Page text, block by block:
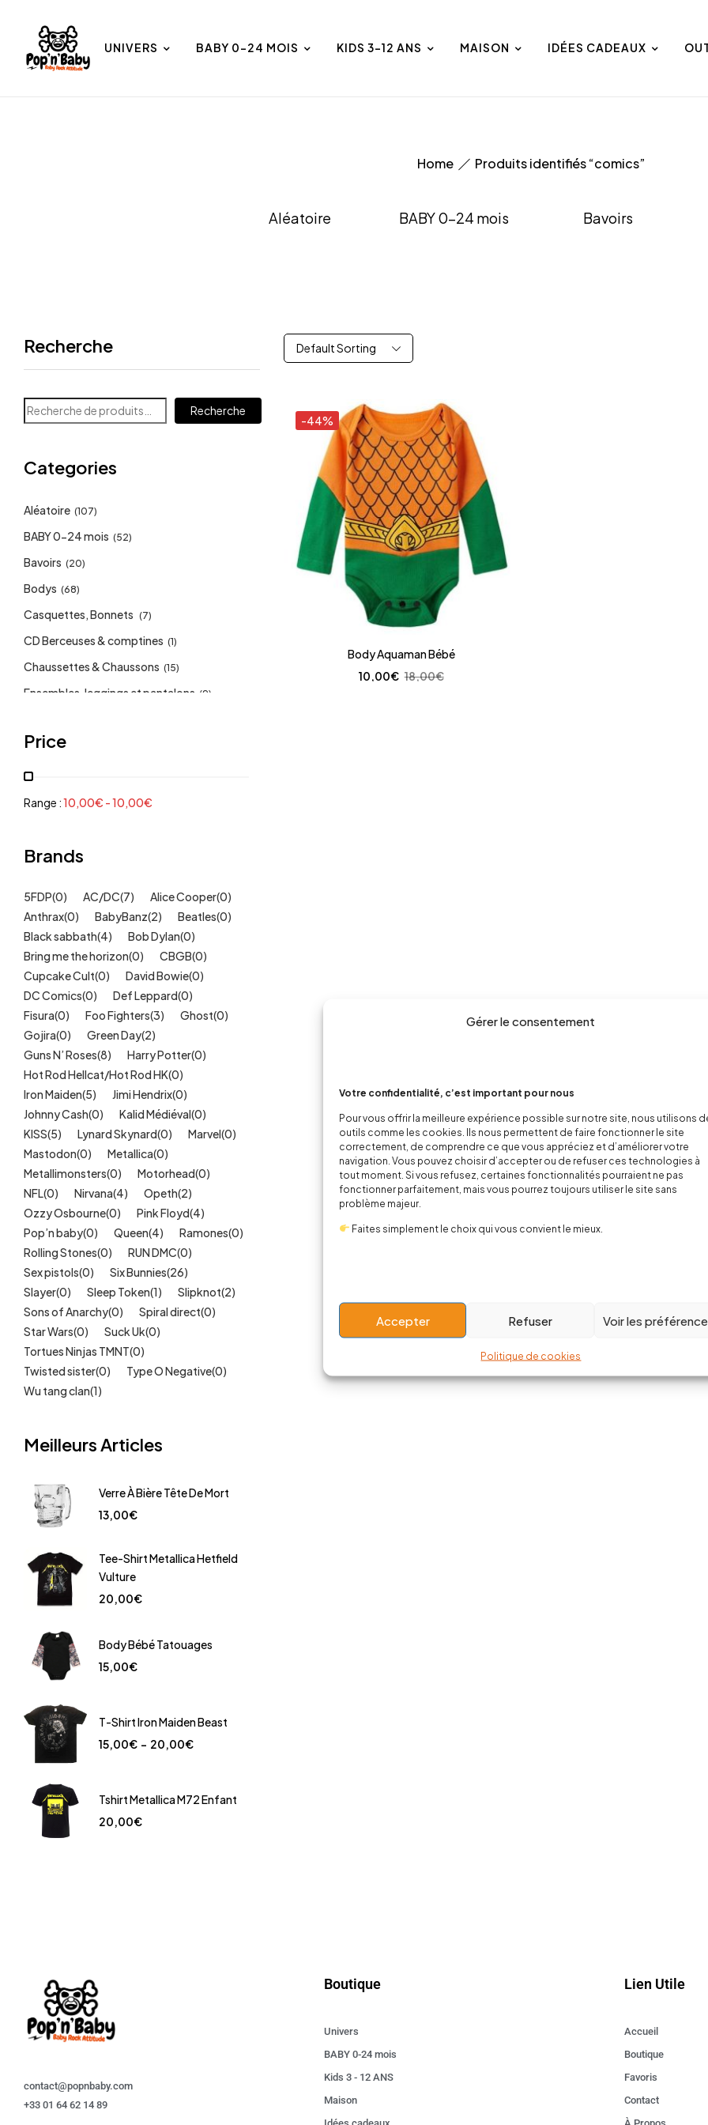
Gérer le consentement
Votre confidentialité, c’est important pour nous
Pour vous offrir la meilleure expérience possible sur notre site, nous utilisons
outils comme les cookies. Ils nous permettent de faire fonctionner le site
correctement, de comprendre ce que vous appréciez et d’améliorer votre
navigation. Vous pouvez choisir d’accepter ou de refuser ces technologies à
tout moment. Si vous refusez, certaines fonctionnalités pourraient ne pas
fonctionner parfaitement, mais vous pourrez toujours utiliser le site sans
problème majeur.
Faites simplement le choix qui vous convient le mieux.
Accepter Refuser Voir les
Politique de cookies
UNIVERS BABY 0-24 MOIS KIDS 3-12 ANS MAISON IDÉES CADEAUX
Home Produits identifiés “comics”
Aléatoire BABY 0-24 mois Bavoirs
Recherche
Recherche
Categories
Aléatoire (107)
BABY 0-24 mois (52)
Bavoirs (20)
Bodys (68)
Casquettes, Bonnets (7)
CD Berceuses & comptines (1)
Chaussettes & Chaussons (15)
Ensembles, leggings et pantalons (9)
Mode Fille
Mode Garçon
Sweat, pulls, gilets (6)
Tétines (11)
Kids (209)
Outlet (40)
Univers (422)
Price
Range :10,00€ -10,00€
Brands
5FDP(0) AC/DC(7) Alice Cooper(0)
Anthrax(0) BabyBanz(2) Beatles(0)
Black sabbath(4) Bob Dylan(0)
Bring me the horizon(0) CBGB(0)
Cupcake Cult(0) David Bowie(0)
DC Comics(0) Def Leppard(0)
Fisura(0) Foo Fighters(3) Ghost(0)
Gojira(0) Green Day(2)
Guns N’ Roses(8) Harry Potter(0)
Hot Rod Hellcat/Hot Rod HK(0)
Iron Maiden(5) Jimi Hendrix(0)
Johnny Cash(0) Kalid Médiéval(0)
KISS(5) Lynard Skynard(0) Marvel(0)
Mastodon(0) Metallica(0)
Metallimonsters(0) Motorhead(0)
NFL(0) Nirvana(4) Opeth(2)
Ozzy Osbourne(0) Pink Floyd(4)
Pop’n baby(0) Queen(4) Ramones(0)
Rolling Stones(0) RUN DMC(0)
Sex pistols(0) Six Bunnies(26)
Slayer(0) Sleep Token(1) Slipknot(2)
Sons of Anarchy(0) Spiral direct(0)
Star Wars(0) Suck Uk(0)
Tortues Ninjas TMNT(0)
Twisted sister(0) Type O Negative(0)
Wu tang clan(1)
Meilleurs Articles
Verre À Bière Tête De Mort
13,00€
Tee-Shirt Metallica Hetfield
Vulture
20,00€
Body Bébé Tatouages
15,00€
T-Shirt Iron Maiden Beast
15,00€ – 20,00€
Tshirt Metallica M72 Enfant
20,00€
Default Sorting
-44%
Body Aquaman Bébé
18,00€
10,00€
contact@popnbaby.com
+33 01 64 62 14 89
Boutique
Univers
BABY 0-24 mois
Kids 3 - 12 ANS
Maison
Lien Utile
Accueil
Boutique
Favoris
Contact